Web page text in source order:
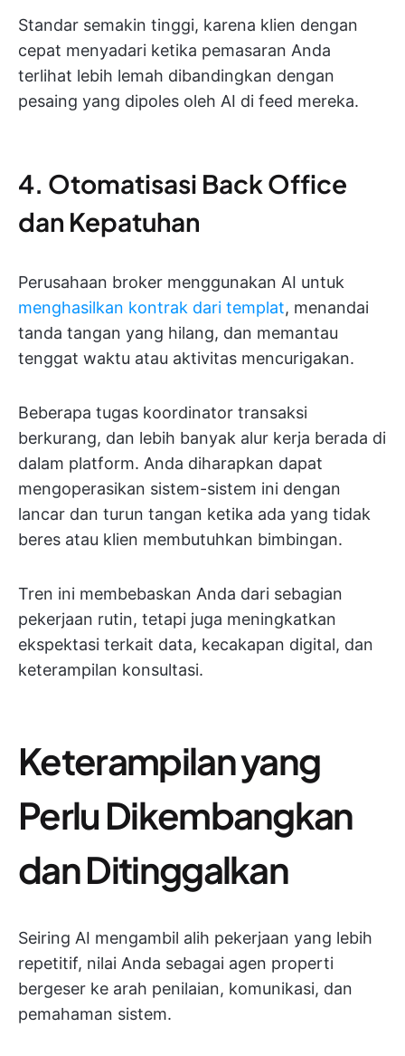
Standar semakin tinggi, karena klien dengan
cepat menyadari ketika pemasaran Anda
terlihat lebih lemah dibandingkan dengan
pesaing yang dipoles oleh AI di feed mereka.
4. Otomatisasi Back Office
dan Kepatuhan
Perusahaan broker menggunakan AI untuk
menghasilkan kontrak dari templat, menandai
tanda tangan yang hilang, dan memantau
tenggat waktu atau aktivitas mencurigakan.
Beberapa tugas koordinator transaksi
berkurang, dan lebih banyak alur kerja berada di
dalam platform. Anda diharapkan dapat
mengoperasikan sistem-sistem ini dengan
lancar dan turun tangan ketika ada yang tidak
beres atau klien membutuhkan bimbingan.
Tren ini membebaskan Anda dari sebagian
pekerjaan rutin, tetapi juga meningkatkan
ekspektasi terkait data, kecakapan digital, dan
keterampilan konsultasi.
Keterampilan yang
Perlu Dikembangkan
dan Ditinggalkan
Seiring AI mengambil alih pekerjaan yang lebih
repetitif, nilai Anda sebagai agen properti
bergeser ke arah penilaian, komunikasi, dan
pemahaman sistem.